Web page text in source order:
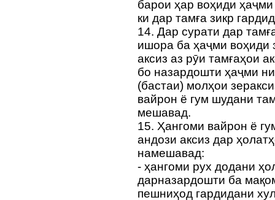
барои ҳар воҳиди
ки дар тамға зикр
14. Дар сурати дар
ишора ба ҳаҷми воҳиди
аксиз аз рӯи тамғаҳои
бо назардошти ҳаҷми
(бастаи) молҳои
вайрон ё гум шудани
мешавад.
15. Ҳангоми вайрон ё
андози аксиз дар
намешавад:
- ҳангоми рух додани
дарназардошти ба
пешниҳод гардидани